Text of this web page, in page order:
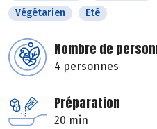
Végétarien
Eté
Nombre de
4 personnes
Préparation
20 min